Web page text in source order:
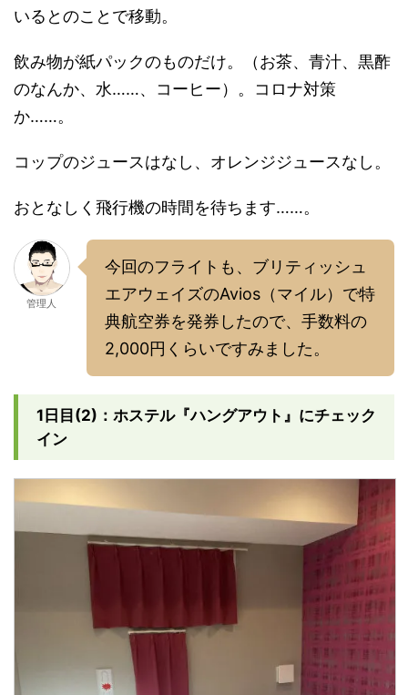
いるとのことで移動。
飲み物が紙パックのものだけ。（お茶、青汁、黒酢
のなんか、水……、コーヒー）。コロナ対策
か……。
コップのジュースはなし、オレンジジュースなし。
おとなしく飛行機の時間を待ちます……。
管理人
今回のフライトも、ブリティッシュ
エアウェイズのAvios（マイル）で特
典航空券を発券したので、手数料の
2,000円くらいですみました。
1日目(2)：ホステル『ハングアウト』にチェック
イン